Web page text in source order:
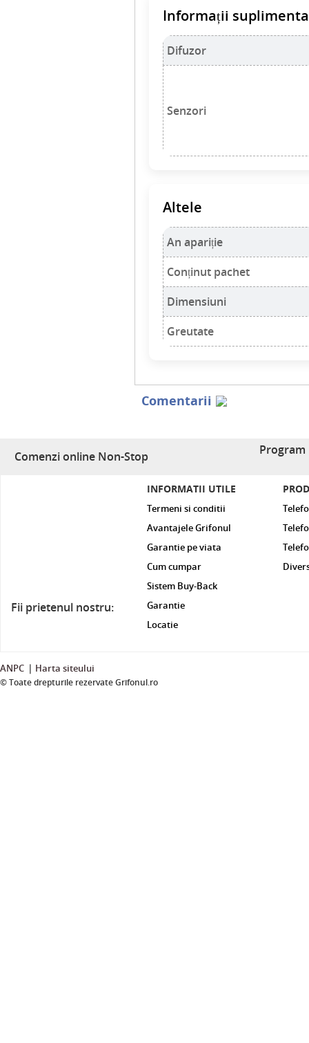
Informații
Difuzor
Senzori
Altele
An apariție
Conținut pachet
Dimensiuni
Greutate
Comentarii
Comenzi online Non-Stop Program
Fii prietenul nostru:
INFORMATII UTILE
Termeni si conditii
Avantajele Grifonul
Garantie pe viata
Cum cumpar
Sistem Buy-Back
Garantie
Locatie
ANPC | Harta siteului
© Toate drepturile rezervate Grifonul.ro